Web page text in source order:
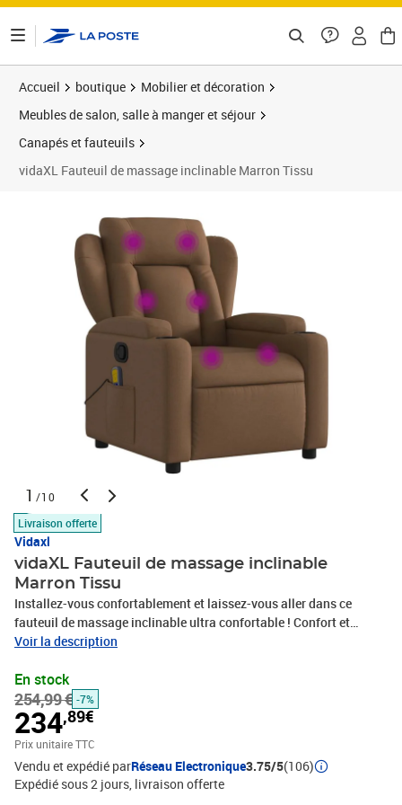
Accueil boutique
Mobilier et décoration
Meubles de salon, salle à manger et séjour
Canapés et fauteuils
vidaXL Fauteuil de massage inclinable Marron Tissu
1 /10
Livraison offerte
Vidaxl
vidaXL Fauteuil de massage inclinable
Marron Tissu
Installez-vous confortablement et laissez-vous aller dans ce
fauteuil de massage inclinable ultra confortable ! Confort et
ergonomie : l'assise, le dossier et les accoudoirs rembourrés et
chaleur, vous donnant l'impression d'être enveloppé lorsque vous
êtes assis. Fonction massage (vibration uniquement, non
médicale) : Les 6 points de massage intégrés vous permettent de
profiter d'un massage plus ciblé. De plus, la télécommande incluse
vous permet de choisir différents programmes de massage. La
fonction massage est alimentée par le connecteur USB qui
nécessite une source d'alimentation USB 5V certifiée (non
Voir la description
En stock
254,99 € -7%
234,89€
Prix unitaire TTC
Vendu et expédié parRéseau Electronique3.75/5(106)
Expédié sous 2 jours livraison offerte